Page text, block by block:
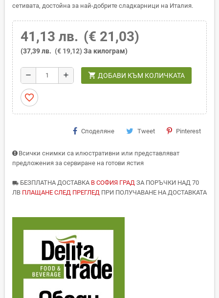
сетивата, достойна за най-добрите сладкарници на Италия.
41,13 лв. (€ 21,03)
(37,39 лв. (€ 19,12) За килограм)
remove add shopping_cart ДОБАВИ КЪМ КОЛИЧКАТА
favorite_border
Споделяне Tweet Pinterest
Всички снимки са илюстративни или представляват
предложения за сервиране на готови ястия
local_shipping БЕЗПЛАТНА ДОСТАВКА В СОФИЯ ГРАД ЗА ПОРЪЧКИ НАД 70
ЛВ ПЛАЩАНЕ СЛЕД ПРЕГЛЕД ПРИ ПОЛУЧАВАНЕ НА ДОСТАВКАТА